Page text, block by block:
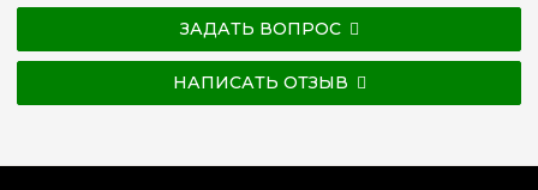
ЗАДАТЬ ВОПРОС
НАПИСАТЬ ОТЗЫВ